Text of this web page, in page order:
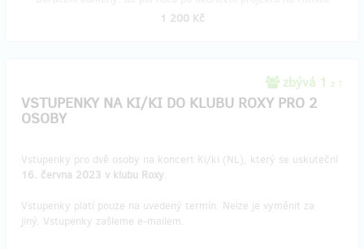
1 200 Kč
zbývá 1 z 1
VSTUPENKY NA KI/KI DO KLUBU ROXY PRO 2
OSOBY
Vstupenky pro dvě osoby na koncert Ki/ki (NL), který se uskuteční
16. června 2023 v klubu Roxy.
Vstupenky platí pouze na uvedený termín. Nelze je vyměnit za
jiný. Vstupenky zašleme e-mailem.